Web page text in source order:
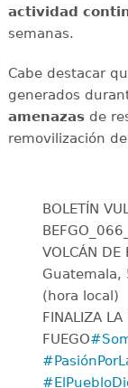
actividad
semanas.
Cabe destacar
generados
amenazasde
removilización
BOLETÍN
VOLCÁN DE
Guatemala,
(hora local)
FINALIZA LA
FUEGO